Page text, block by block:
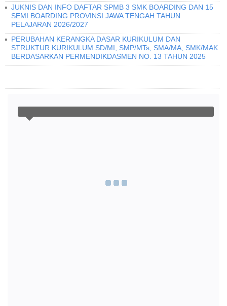
JUKNIS DAN INFO DAFTAR SPMB 3 SMK BOARDING DAN 15
SEMI BOARDING PROVINSI JAWA TENGAH TAHUN
PELAJARAN 2026/2027
PERUBAHAN KERANGKA DASAR KURIKULUM DAN
STRUKTUR KURIKULUM SD/MI, SMP/MTs, SMA/MA, SMK/MAK
BERDASARKAN PERMENDIKDASMEN NO. 13 TAHUN 2025